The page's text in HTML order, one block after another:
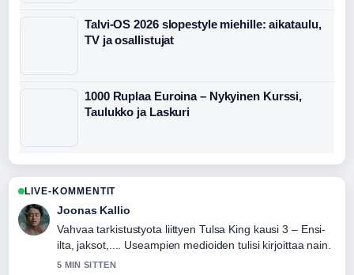
Talvi-OS 2026 slopestyle miehille: aikataulu,
TV ja osallistujat
1000 Ruplaa Euroina – Nykyinen Kurssi,
Taulukko ja Laskuri
LIVE-KOMMENTIT
Joonas Kallio
Vahvaa tarkistustyota liittyen Tulsa King kausi 3 – Ensi-
ilta, jaksot,.... Useampien medioiden tulisi kirjoittaa nain.
5 MIN SITTEN